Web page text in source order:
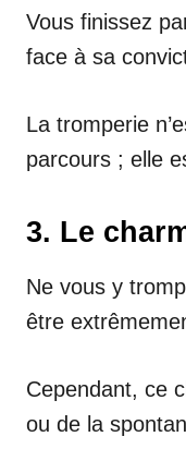
Vous finissez
face à sa
La tromperie
parcours ; elle
3. Le
Ne vous y
être
Cependant, ce
ou de la